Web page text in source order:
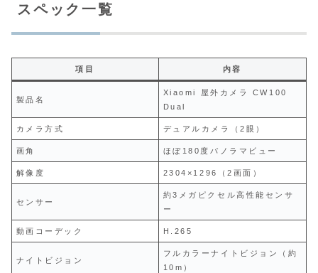
スペック一覧
項目 内容
製品名
Xiaomi 屋外カメラ CW100
Dual
カメラ方式 デュアルカメラ（2眼）
画角 ほぼ180度パノラマビュー
解像度 2304×1296（2画面）
センサー
約3メガピクセル高性能センサ
ー
動画コーデック H.265
ナイトビジョン
フルカラーナイトビジョン（約
10m）